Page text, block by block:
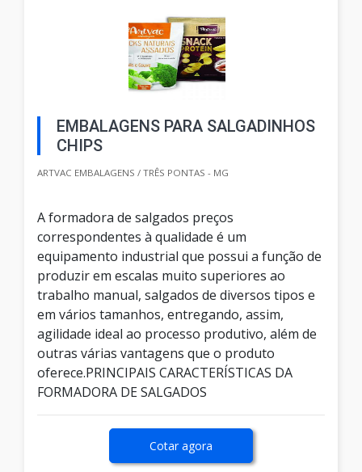
EMBALAGENS PARA SALGADINHOS
CHIPS
ARTVAC EMBALAGENS / TRÊS PONTAS - MG
A formadora de salgados preços
correspondentes à qualidade é um
equipamento industrial que possui a função de
produzir em escalas muito superiores ao
trabalho manual, salgados de diversos tipos e
em vários tamanhos, entregando, assim,
agilidade ideal ao processo produtivo, além de
outras várias vantagens que o produto
oferece.PRINCIPAIS CARACTERÍSTICAS DA
FORMADORA DE SALGADOS
Cotar agora